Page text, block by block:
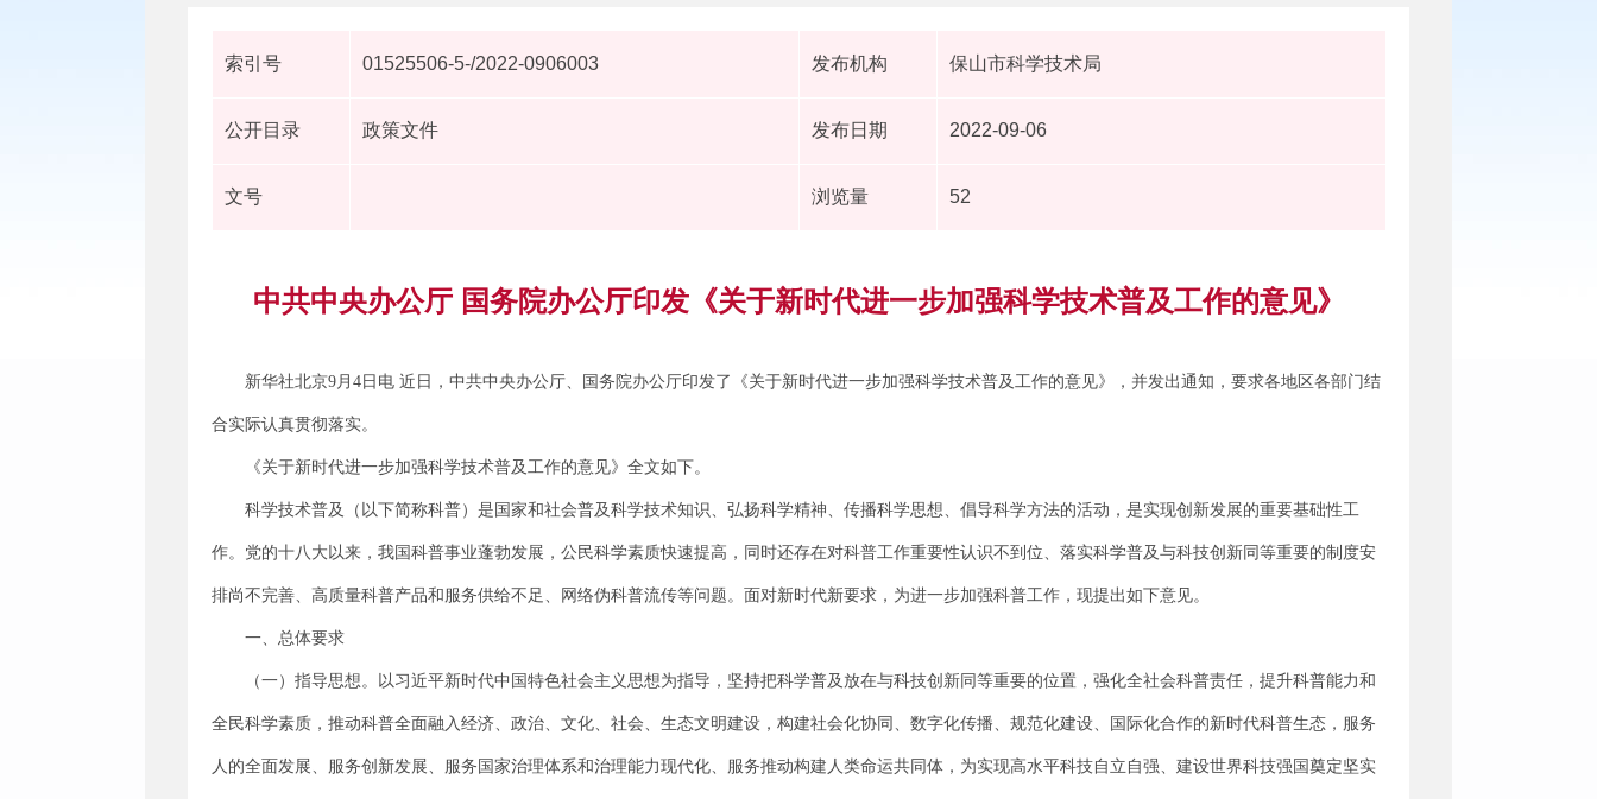
索引号 01525506-5-/2022-0906003 发布机构 保山市科学技术局
公开目录 政策文件 发布日期 2022-09-06
文号 浏览量 52
中共中央办公厅 国务院办公厅印发《关于新时代进一步加强科学技术普及工作的意见》
新华社北京9月4日电 近日，中共中央办公厅、国务院办公厅印发了《关于新时代进一步加强科学技术普及工作的意见》，并发出通知，要求各地区各部门结
合实际认真贯彻落实。
《关于新时代进一步加强科学技术普及工作的意见》全文如下。
科学技术普及（以下简称科普）是国家和社会普及科学技术知识、弘扬科学精神、传播科学思想、倡导科学方法的活动，是实现创新发展的重要基础性工
作。党的十八大以来，我国科普事业蓬勃发展，公民科学素质快速提高，同时还存在对科普工作重要性认识不到位、落实科学普及与科技创新同等重要的制度安
排尚不完善、高质量科普产品和服务供给不足、网络伪科普流传等问题。面对新时代新要求，为进一步加强科普工作，现提出如下意见。
一、总体要求
（一）指导思想。以习近平新时代中国特色社会主义思想为指导，坚持把科学普及放在与科技创新同等重要的位置，强化全社会科普责任，提升科普能力和
全民科学素质，推动科普全面融入经济、政治、文化、社会、生态文明建设，构建社会化协同、数字化传播、规范化建设、国际化合作的新时代科普生态，服务
人的全面发展、服务创新发展、服务国家治理体系和治理能力现代化、服务推动构建人类命运共同体，为实现高水平科技自立自强、建设世界科技强国奠定坚实